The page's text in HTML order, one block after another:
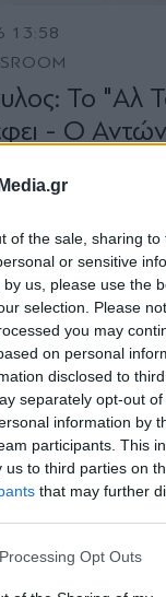
Media.gr
of the sale, sharing
or sensitive
us, please use the
selection. Please
you may
on personal
disclosed to
separately opt-out
information by
participants. This
us to third parties on
that may further
Opt Outs
13:58
Το "Αλ
- Ο
σάτιρα στα
στο